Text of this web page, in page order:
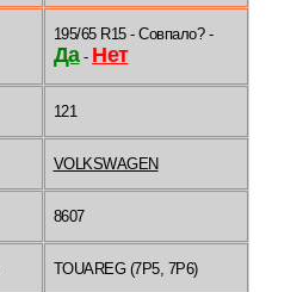
195/65 R15 - Совпало? -
Да- Нет
121
VOLKSWAGEN
8607
TOUAREG (7P5, 7P6)